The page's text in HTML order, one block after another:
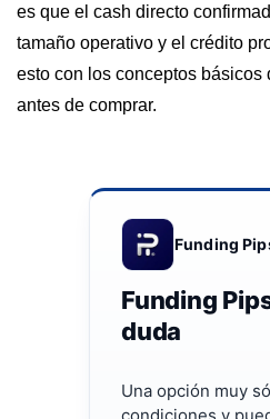
es que el cash directo
tamaño operativo y el crédito
esto con los conceptos básicos
antes de comprar.
Funding
Funding
duda
Una opción muy